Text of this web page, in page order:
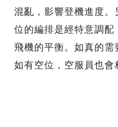
混亂，影響登機進度。
位的編排是經特意調
飛機的平衡。如真的需
如有空位，空服員也會